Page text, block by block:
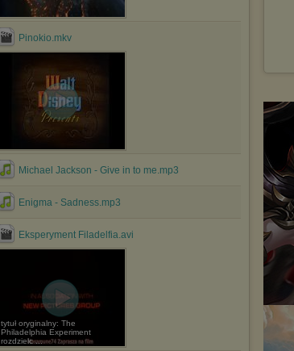
Pinokio.mkv
Michael Jackson - Give in to me.mp3
Enigma - Sadness.mp3
Eksperyment Filadelfia.avi
tytuł oryginalny: The
Philadelphia Experiment
rozdzielc ...